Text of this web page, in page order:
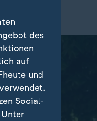
des
auf
und
Social-